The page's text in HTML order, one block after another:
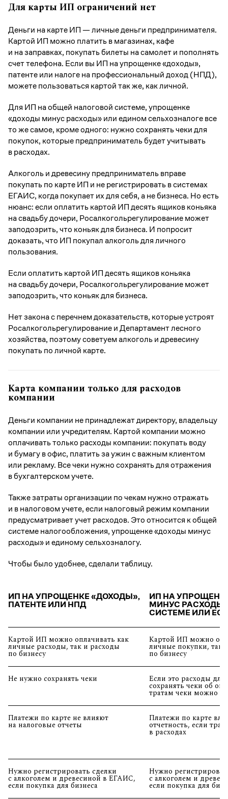
Для карты ИП ограничений нет
Деньги на карте ИП — личные деньги предпринимателя.
Картой ИП можно платить в магазинах, кафе
и на заправках, покупать билеты на самолет и пополнять
счет телефона. Если вы ИП на упрощенке «доходы»,
патенте или налоге на профессиональный доход (НПД),
можете пользоваться картой так же, как личной.
Для ИП на общей налоговой системе, упрощенке
«доходы минус расходы» или едином сельхозналоге все
то же самое, кроме одного: нужно сохранять чеки для
покупок, которые предприниматель будет учитывать
в расходах.
Алкоголь и древесину предприниматель вправе
покупать по карте ИП и не регистрировать в системах
ЕГАИС, когда покупает их для себя, а не бизнеса. Но есть
нюанс: если оплатить картой ИП десять ящиков коньяка
на свадьбу дочери, Росалкогольрегулирование может
заподозрить, что коньяк для бизнеса. И попросит
доказать, что ИП покупал алкоголь для личного
пользования.
Если оплатить картой ИП десять ящиков коньяка
на свадьбу дочери, Росалкогольрегулирование может
заподозрить, что коньяк для бизнеса.
Нет закона с перечнем доказательств, которые устроят
Росалкогольрегулирование и Департамент лесного
хозяйства, поэтому советуем алкоголь и древесину
покупать по личной карте.
Карта компании только для расходов
компании
Деньги компании не принадлежат директору, владельцу
компании или учредителям. Картой компании можно
оплачивать только расходы компании: покупать воду
и бумагу в офис, платить за ужин с важным клиентом
или рекламу. Все чеки нужно сохранять для отражения
в бухгалтерском учете.
Также затраты организации по чекам нужно отражать
и в налоговом учете, если налоговый режим компании
предусматривает учет расходов. Это относится к общей
системе налогообложения, упрощенке «доходы минус
расходы» и единому сельхозналогу.
Чтобы было удобнее, сделали таблицу.
ИП НА УПРОЩЕНКЕ «ДОХОДЫ»,
ПАТЕНТЕ ИЛИ НПД
ИП НА
МИНУС
СИСТЕМЕ ИЛИ
Картой ИП можно оплачивать как
личные расходы, так и расходы
по бизнесу
Картой ИП можно
личные покупки, так
по бизнесу
Не нужно сохранять чеки Если это расходы
сохранять чеки об
тратам чеки можно
Платежи по карте не влияют
на налоговые отчеты
Платежи по карте
отчетность, если
в расходах
Нужно регистрировать сделки
с алкоголем и древесиной в ЕГАИС,
если покупка для бизнеса
Нужно
с алкоголем и
если покупка для